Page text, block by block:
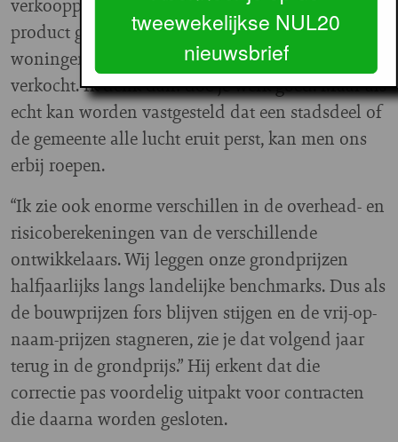
product goed positioneren. Waarom zijn alle
woningen in Albatros in Noord binnen een dag
verkocht. Ik denk dan: doe je werk goed. Maar als
echt kan worden vastgesteld dat een stadsdeel of
de gemeente alle lucht eruit perst, kan men ons
erbij roepen.
“Ik zie ook enorme verschillen in de overhead- en
risicoberekeningen van de verschillende
ontwikkelaars. Wij leggen onze grondprijzen
halfjaarlijks langs landelijke benchmarks. Dus als
de bouwprijzen fors blijven stijgen en de vrij-op-
naam-prijzen stagneren, zie je dat volgend jaar
terug in de grondprijs.” Hij erkent dat die
correctie pas voordelig uitpakt voor contracten
die daarna worden gesloten.
tweewekelijkse NUL20
nieuwsbrief